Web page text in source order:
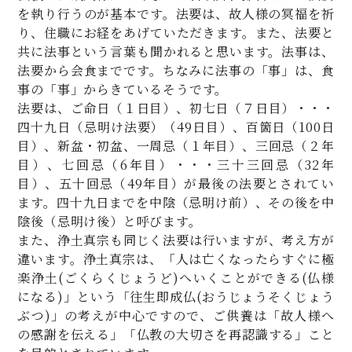
を執り行うのが基本です。法要は、故人様の冥福を祈
り、住職にお経をあげていただきます。また、法要と
共に法事という言葉も聞かれると思います。法事は、
法要から会食までです。ちなみに法事の「事」は、食
事の「事」からきているそうです。
法要は、ご命日（１日目）、初七日（７日目）・・・
四十九日（忌明け法要）（49日目）、百箇日（100日
目）、新盆・初盆、一周忌（１年目）、三回忌（２年
目）、七回忌（6年目）・・・三十三回忌（32年
目）、五十回忌（49年目）が最後の法要とされてい
ます。四十九日までを中陰（忌明け前）、その後を中
陰後（忌明け後）と呼びます。
また、浄土真宗も同じく法要は行いますが、考え方が
違います。浄土真宗は、「人は亡くなったらすぐに極
楽浄土(ごくらくじょうど)へいくことができる(仏様
になる)」という「往生即成仏(おうじょうそくじょう
ぶつ)」の考えが中心ですので、ご供養は「故人様へ
の感謝を伝える」「仏教の大切さを再認識する」こと